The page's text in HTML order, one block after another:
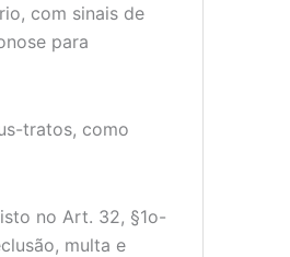
com sinais de
para
tratos, como
no Art. 32, §1o-
multa e